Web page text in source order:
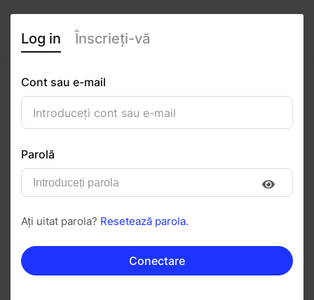
Alexandru Jitaru
Urmăriți Salvați în PDF
Invitați Mesaj
Log in Înscrieți-vă
Cont sau e-mail
Parolă
Ați uitat parola? Resetează parola.
Conectare